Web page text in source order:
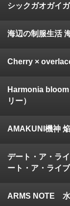
シックガオガイ
海辺の制服生活
Cherry ×
Harmonia
リー）
AMAKUNI機神
デート・ア・ラ
ート・ア・ライ
ARMS NOTE 水